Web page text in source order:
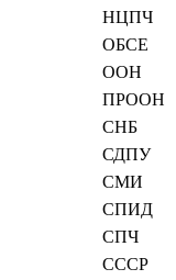
НЦПЧ
ОБСЕ
ООН
ПРООН
СНБ
СДПУ
СМИ
СПИД
СПЧ
СССР